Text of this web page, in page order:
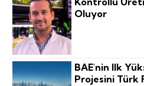
Oluyor
BAE'nin Ilk
Projesini Türk